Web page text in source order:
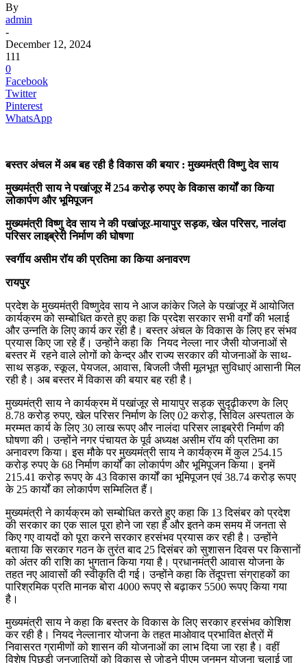
By
admin
-
December 12, 2024
111
0
Facebook
Twitter
Pinterest
WhatsApp
बस्तर अंचल में अब बह रही है विकास की बयार : मुख्यमंत्री विष्णु देव साय
मुख्यमंत्री साय ने पखांजूर में 254 करोड़ रुपए के विकास कार्यों का किया
लोकार्पण और भूमिपूजन
मुख्यमंत्री विष्णु देव साय ने की पखांजूर-मायापुर सड़क, खेल परिसर, नालंदा
परिसर लाइब्रेरी निर्माण की घोषणा
स्वर्गीय असीम रॉय की प्रतिमा का किया अनावरण
रायपुर
प्रदेश के मुख्यमंत्री विष्णुदेव साय ने आज कांकेर जिले के पखांजूर में आयोजित
कार्यक्रम को सम्बोधित करते हुए कहा कि प्रदेश सरकार सभी वर्गों की भलाई
और उन्नति के लिए कार्य कर रही है। बस्तर अंचल के विकास के लिए हर संभव
प्रयास किए जा रहे हैं। उन्होंने कहा कि नियद नेल्ला नार जैसी योजनाओं से
बस्तर में रहने वाले लोगों को केन्द्र और राज्य सरकार की योजनाओं के साथ-
साथ सड़क, स्कूल, पेयजल, आवास, बिजली जैसी मूलभूत सुविधाएं आसानी मिल
रही है। अब बस्तर में विकास की बयार बह रही है।
मुख्यमंत्री साय ने कार्यक्रम में पखांजूर से मायापुर सड़क सुदृढ़ीकरण के लिए
8.78 करोड़ रुपए, खेल परिसर निर्माण के लिए 02 करोड़, सिविल अस्पताल के
मरम्मत कार्य के लिए 30 लाख रूपए और नालंदा परिसर लाइब्रेरी निर्माण की
घोषणा की। उन्होंने नगर पंचायत के पूर्व अध्यक्ष असीम रॉय की प्रतिमा का
अनावरण किया। इस मौके पर मुख्यमंत्री साय ने कार्यक्रम में कुल 254.15
करोड़ रुपए के 68 निर्माण कार्यों का लोकार्पण और भूमिपूजन किया। इनमें
215.41 करोड़ रूपए के 43 विकास कार्यों का भूमिपूजन एवं 38.74 करोड़ रूपए
के 25 कार्यों का लोकार्पण सम्मिलित हैं।
मुख्यमंत्री ने कार्यक्रम को सम्बोधित करते हुए कहा कि 13 दिसंबर को प्रदेश
की सरकार का एक साल पूरा होने जा रहा है और इतने कम समय में जनता से
किए गए वायदों को पूरा करने सरकार हरसंभव प्रयास कर रही है। उन्होंने
बताया कि सरकार गठन के तुरंत बाद 25 दिसंबर को सुशासन दिवस पर किसानों
को अंतर की राशि का भुगतान किया गया है। प्रधानमंत्री आवास योजना के
तहत नए आवासों की स्वीकृति दी गई। उन्होंने कहा कि तेंदूपत्ता संग्राहकों का
पारिश्रमिक प्रति मानक बोरा 4000 रूपए से बढ़ाकर 5500 रूपए किया गया
है।
मुख्यमंत्री साय ने कहा कि बस्तर के विकास के लिए सरकार हरसंभव कोशिश
कर रही है। नियद नेल्लानार योजना के तहत माओवाद प्रभावित क्षेत्रों में
निवासरत ग्रामीणों को शासन की योजनाओं का लाभ दिया जा रहा है। वहीं
विशेष पिछड़ी जनजातियों को विकास से जोड़ने पीएम जनमन योजना चलाई जा